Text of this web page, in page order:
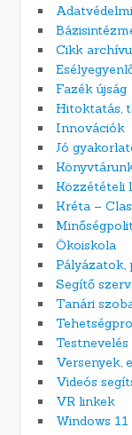
Cikk
Fazék újság
Hitoktatás,
Innovációk
Jó
Közzétételi
Kréta –
Ökoiskola
Pályázatok,
Segítő
Tanári
Testnevelés
Versenyek,
Videós
VR linkek
Windows